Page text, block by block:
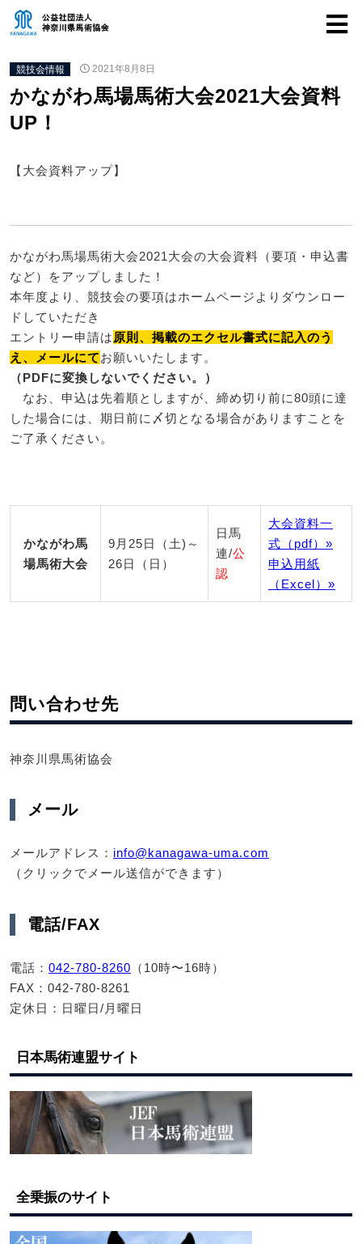
競技会情報 2021年8月8日
かながわ馬場馬術大会2021大会資料
UP！
【大会資料アップ】
かながわ馬場馬術大会2021大会の大会資料（要項・申込書
など）をアップしました！
本年度より、競技会の要項はホームページよりダウンロー
ドしていただき
エントリー申請は 原則、掲載のエクセル書式に記入のう
え、メールにてお願いいたします。
（PDFに変換しないでください。）
なお、申込は先着順としますが、締め切り前に80頭に達
した場合には、期日前に〆切となる場合がありますことを
ご了承ください。
かながわ馬
場馬術大会
9月25日（土)～
26日（日）
日馬
連/公
認
大会資料一
式（pdf）»
申込用紙
（Excel）»
問い合わせ先
神奈川県馬術協会
メール
メールアドレス： info@kanagawa-uma.com
（クリックでメール送信ができます）
電話/FAX
電話： 042-780-8260 （10時〜16時）
FAX：042-780-8261
定休日：日曜日/月曜日
日本馬術連盟サイト
全乗振のサイト